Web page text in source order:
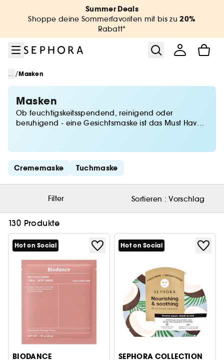
Summer Deals
Shoppe deine Sommerfavoriten mit bis zu20%
Rabatt*
... /Masken
Masken
Ob feuchtigskeitsspendend, reinigend oder
beruhigend - eine Gesichtsmaske ist das Must Have
Verbündeter, um mit einer frischen und natürlich
gepflegten Haut in den Tag zu starten. Und die
neuesten Trends aus Asien übernehmen wir ab sofort
auch für Augen und Lippen!
Schnelllinks überspringen
Crememaske Tuchmaske
Filter Sortieren :Vorschlag
130 Produkte
Hot on Social
BIODANCE
Hot on Social
SEPHORA COLLECTION